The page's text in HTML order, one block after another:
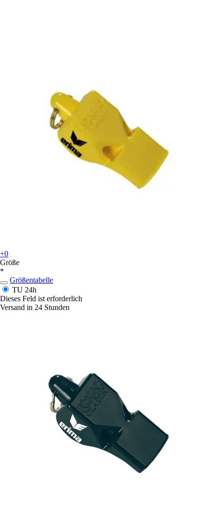
+0
Größe
*
Größentabelle
TU 24h
Dieses Feld ist erforderlich
Versand in 24 Stunden